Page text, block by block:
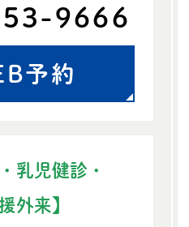
9666
予約
乳児健診・
外来】